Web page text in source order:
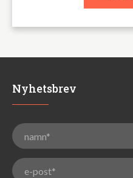
Nyhetsbrev